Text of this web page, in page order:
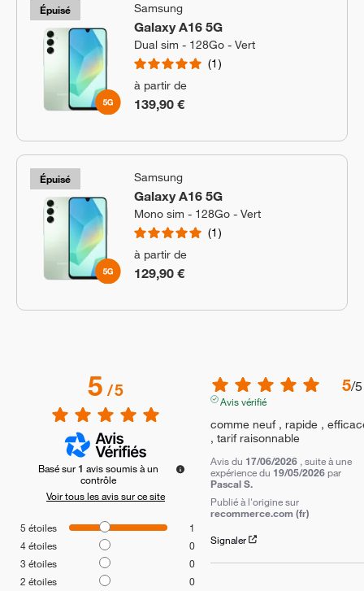
Épuisé Samsung
Galaxy A16 5G
Dual sim - 128Go - Vert
1
à partir de
139,90 €
Épuisé Samsung
Galaxy A16 5G
Mono sim - 128Go - Vert
1
à partir de
129,90 €
5/5
Basé sur 1 avis soumis à un
contrôle
Voir tous les avis sur ce site
5 étoiles
1
4étoiles
0
3 étoiles
0
2 étoiles
0
5/5
Avis vérifié
comme neuf , rapide ,
, tarif raisonnable
Avis du 17/06/2026 , suite à une
expérience du 19/05/2026 par
Pascal S.
Publié à l'origine sur
recommerce.com (fr)
Signaler